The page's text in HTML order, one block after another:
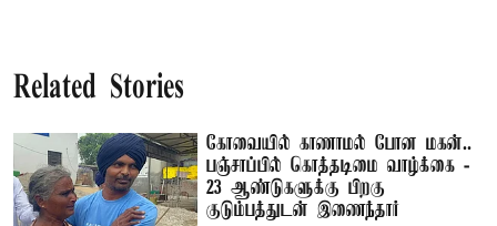
Related Stories
கோவையில் காணாமல் போன மகன்..
பஞ்சாப்பில் கொத்தடிமை வாழ்க்கை -
23 ஆண்டுகளுக்கு பிறகு
குடும்பத்துடன் இணைந்தார்